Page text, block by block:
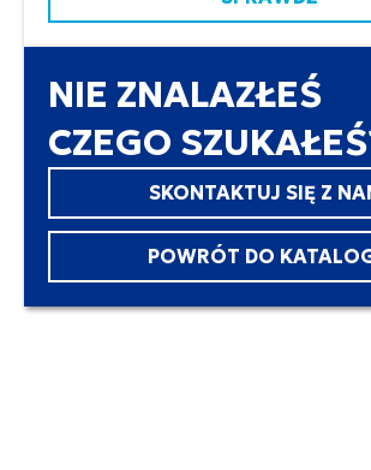
NIE ZNALAZŁEŚ
CZEGO
SKONTAKTUJ SIĘ Z
POWRÓT DO